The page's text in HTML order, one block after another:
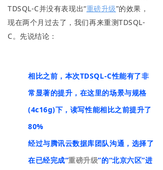
TDSQL-C并没有表现出“重磅升级”的效果，
现在两个月过去了，我们再来重测TDSQL-
C。先说结论：
相比之前，本次TDSQL-C性能有了非
常显著的提升，在这里的场景与规格
(4c16g)下，读写性能相比之前提升了
80%
经过与腾讯云数据库团队沟通，选择了
在已经完成“重磅升级”的“北京六区”进